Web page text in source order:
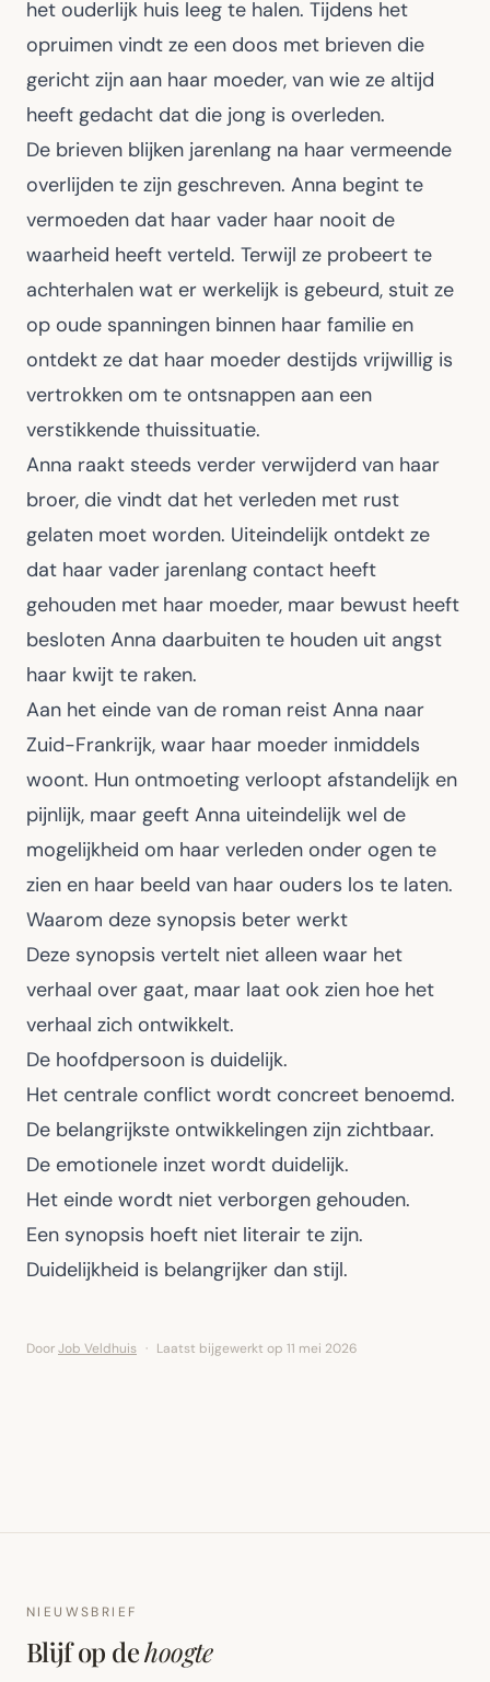
het ouderlijk huis leeg te halen. Tijdens het
opruimen vindt ze een doos met brieven die
gericht zijn aan haar moeder, van wie ze altijd
heeft gedacht dat die jong is overleden.
De brieven blijken jarenlang na haar vermeende
overlijden te zijn geschreven. Anna begint te
vermoeden dat haar vader haar nooit de
waarheid heeft verteld. Terwijl ze probeert te
achterhalen wat er werkelijk is gebeurd, stuit ze
op oude spanningen binnen haar familie en
ontdekt ze dat haar moeder destijds vrijwillig is
vertrokken om te ontsnappen aan een
verstikkende thuissituatie.
Anna raakt steeds verder verwijderd van haar
broer, die vindt dat het verleden met rust
gelaten moet worden. Uiteindelijk ontdekt ze
dat haar vader jarenlang contact heeft
gehouden met haar moeder, maar bewust heeft
besloten Anna daarbuiten te houden uit angst
haar kwijt te raken.
Aan het einde van de roman reist Anna naar
Zuid-Frankrijk, waar haar moeder inmiddels
woont. Hun ontmoeting verloopt afstandelijk en
pijnlijk, maar geeft Anna uiteindelijk wel de
mogelijkheid om haar verleden onder ogen te
zien en haar beeld van haar ouders los te laten.
Waarom deze synopsis beter werkt
Deze synopsis vertelt niet alleen waar het
verhaal over gaat, maar laat ook zien hoe het
verhaal zich ontwikkelt.
De hoofdpersoon is duidelijk.
Het centrale conflict wordt concreet benoemd.
De belangrijkste ontwikkelingen zijn zichtbaar.
De emotionele inzet wordt duidelijk.
Het einde wordt niet verborgen gehouden.
Een synopsis hoeft niet literair te zijn.
Duidelijkheid is belangrijker dan stijl.
DoorJob Veldhuis · Laatst bijgewerkt op 11 mei 2026
NIEUWSBRIEF
Blijf op dehoogte